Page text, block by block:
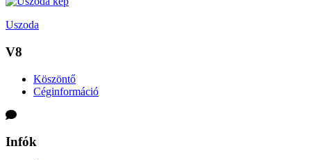
Uszoda
V8
Köszöntő
Céginformáció
Infók